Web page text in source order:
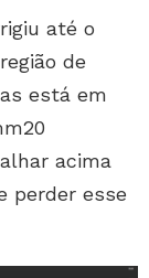
até o
de
está em
acima
perder esse